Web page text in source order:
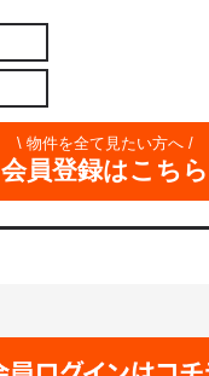
\ 物件を全て見たい方へ /
会員登録はこちら